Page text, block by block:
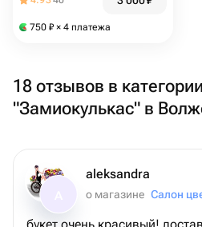
750 ₽ × 4 платежа
18 отзывов в категории
"Замиокулькас" в
aleksandra
о магазине